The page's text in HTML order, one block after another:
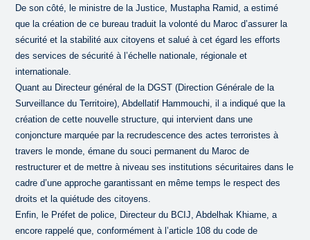
De son côté, le ministre de la Justice, Mustapha Ramid, a estimé
que la création de ce bureau traduit la volonté du Maroc d’assurer la
sécurité et la stabilité aux citoyens et salué à cet égard les efforts
des services de sécurité à l’échelle nationale, régionale et
internationale.
Quant au Directeur général de la DGST (Direction Générale de la
Surveillance du Territoire), Abdellatif Hammouchi, il a indiqué que la
création de cette nouvelle structure, qui intervient dans une
conjoncture marquée par la recrudescence des actes terroristes à
travers le monde, émane du souci permanent du Maroc de
restructurer et de mettre à niveau ses institutions sécuritaires dans le
cadre d’une approche garantissant en même temps le respect des
droits et la quiétude des citoyens.
Enfin, le Préfet de police, Directeur du BCIJ, Abdelhak Khiame, a
encore rappelé que, conformément à l’article 108 du code de